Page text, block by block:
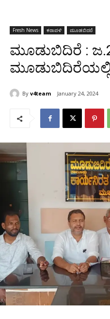
Fresh News ಕರಾವಳಿ ಮೂಡಬಿದರೆ
ಮೂಡುಬಿದಿರೆ :
ಮೂಡುಬಿದಿರೆಯಲ್ಲಿ
By v4team January 24, 2024